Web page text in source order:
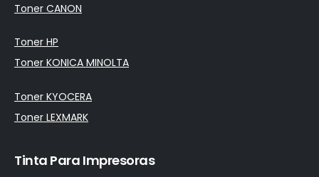
Toner CANON
Toner HP
Toner KONICA MINOLTA
Toner KYOCERA
Toner LEXMARK
Tinta Para Impresoras